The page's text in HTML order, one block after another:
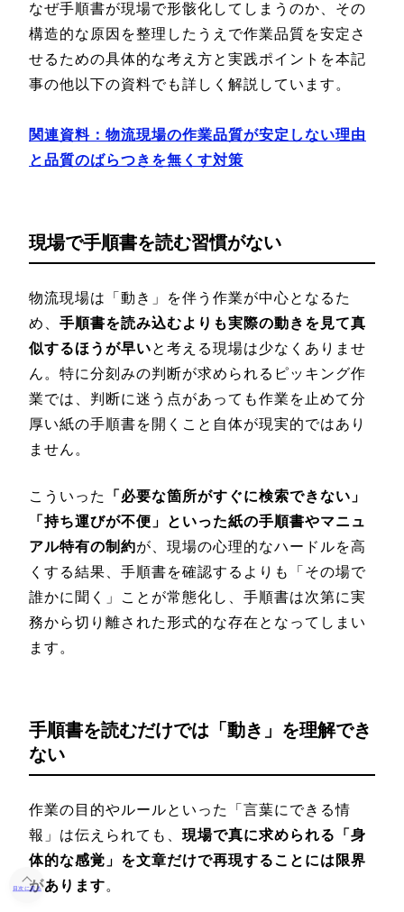
なぜ手順書が現場で形骸化してしまうのか、その
構造的な原因を整理したうえで作業品質を安定さ
せるための具体的な考え方と実践ポイントを本記
事の他以下の資料でも詳しく解説しています。
関連資料：物流現場の作業品質が安定しない理由
と品質のばらつきを無くす対策
現場で手順書を読む習慣がない
物流現場は「動き」を伴う作業が中心となるた
め、 手順書を読み込むよりも実際の動きを見て真
似するほうが早いと考える現場は少なくありませ
ん。特に分刻みの判断が求められるピッキング作
業では、判断に迷う点があっても作業を止めて分
厚い紙の手順書を開くこと自体が現実的ではあり
ません。
こういった
「必要な箇所がすぐに検索できない」
「持ち運びが不便」といった紙の手順書やマニュ
アル特有の制約が、現場の心理的なハードルを高
くする結果、手順書を確認するよりも「その場で
誰かに聞く」ことが常態化し、手順書は次第に実
務から切り離された形式的な存在となってしまい
ます。
手順書を読むだけでは「動き」を理解でき
ない
作業の目的やルールといった「言葉にできる情
報」は伝えられても、 現場で真に求められる「身
体的な感覚」を文章だけで再現することには限界
があります。
目次に戻る